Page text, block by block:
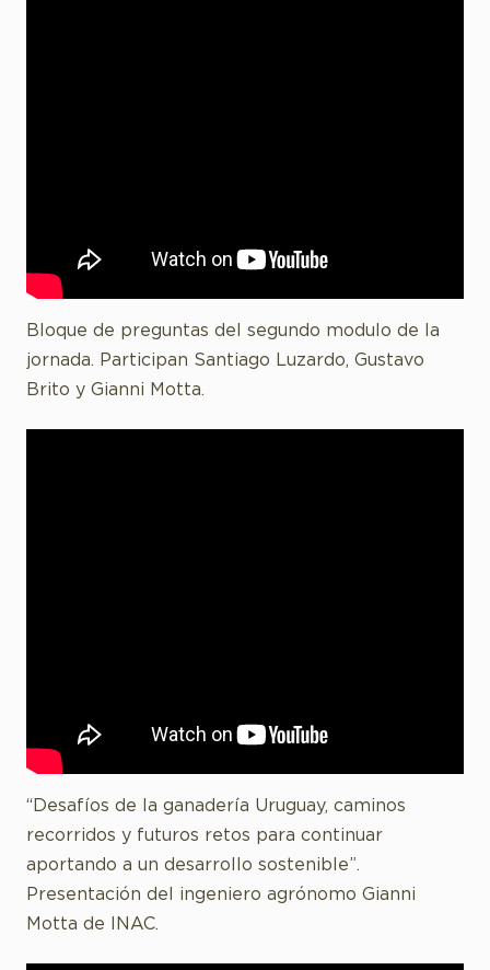
Bloque de preguntas del segundo modulo de la
jornada. Participan Santiago Luzardo, Gustavo
Brito y Gianni Motta.
“Desafíos de la ganadería Uruguay, caminos
recorridos y futuros retos para continuar
aportando a un desarrollo sostenible”.
Presentación del ingeniero agrónomo Gianni
Motta de INAC.